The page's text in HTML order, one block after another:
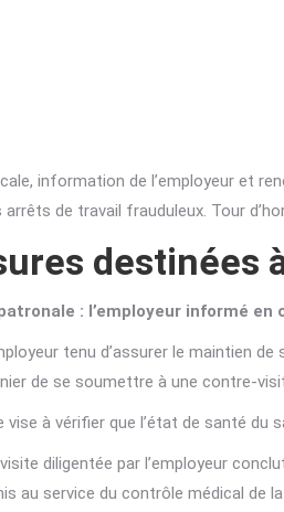
information de l’employeur et
de travail frauduleux. Tour
destinées
: l’employeur informé en
tenu d’assurer le maintien
de se soumettre à une contre-
à vérifier que l’état de santé
diligentée par l’employeur
au service du contrôle médical de